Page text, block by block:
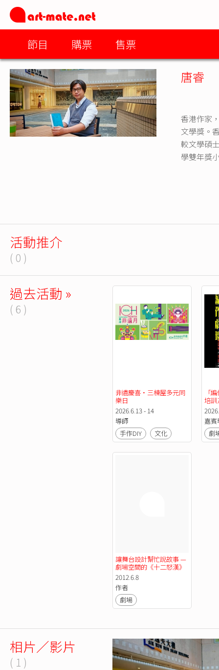
節目 購票 售票
唐睿
香港作家
文學獎。
較文學碩
學雙年獎
活動推介
( 0 )
過去活動 »
( 6 )
非遺慶喜·三棟屋多元同
樂日
2026.6.13 - 14
導師
手作DIY
文化
「
培訓
嘉賓
劇
讓舞台設計幫忙說故事 —
劇場空間的《十二怒漢》
2012.6.8
作者
劇場
相片／影片
( 1 )